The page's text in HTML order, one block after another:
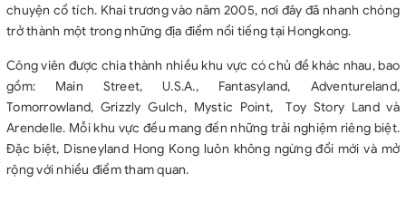
chuyện cổ tích. Khai trương vào năm 2005, nơi đây đã nhanh chóng
trở thành một trong những địa điểm nổi tiếng tại Hongkong.
Công viên được chia thành nhiều khu vực có chủ đề khác nhau, bao
gồm: Main Street, U.S.A., Fantasyland, Adventureland,
Tomorrowland, Grizzly Gulch, Mystic Point, Toy Story Land và
Arendelle. Mỗi khu vực đều mang đến những trải nghiệm riêng biệt.
Đặc biệt, Disneyland Hong Kong luôn không ngừng đổi mới và mở
rộng với nhiều điểm tham quan.